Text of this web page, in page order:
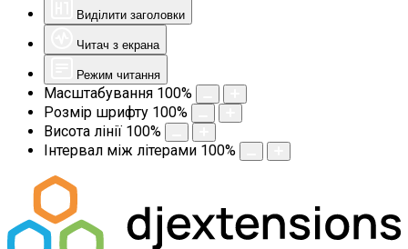
Виділити заголовки
Читач з екрана
Режим читання
Масштабування 100%
Розмір шрифту 100%
Висота лінії 100%
Інтервал між літерами 100%